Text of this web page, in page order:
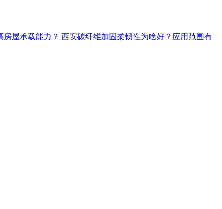
屋承载能力？ 西安碳纤维加固柔韧性为啥好？应用范围有